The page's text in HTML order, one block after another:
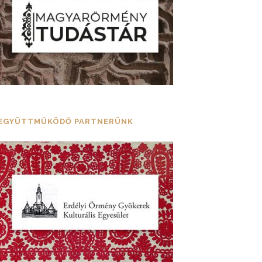
PARTNERÜNK